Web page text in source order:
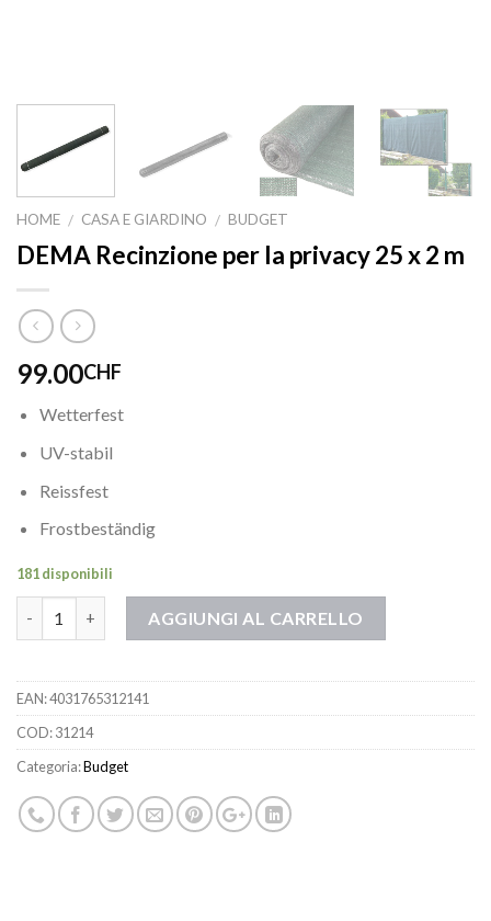
HOME / CASA E GIARDINO / BUDGET
DEMA Recinzione per la privacy 25 x 2 m
99.00CHF
Wetterfest
UV-stabil
Reissfest
Frostbeständig
181 disponibili
AGGIUNGI AL CARRELLO
EAN:4031765312141
COD:31214
Categoria:Budget